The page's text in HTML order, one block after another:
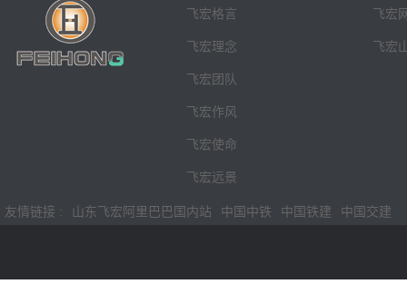
飞宏格言
飞宏理念
飞宏团队
飞宏作风
飞宏使命
飞宏远景
飞宏
飞宏
友情链接 : 山东飞宏阿里巴巴国内站 中国中铁 中国铁建 中国交建